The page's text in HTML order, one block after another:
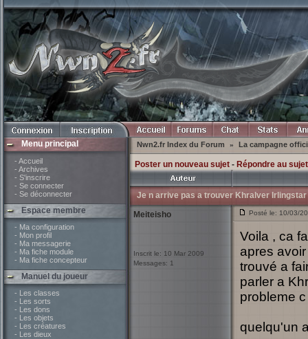
Menu principal
- Accueil
- Archives
- S'inscrire
- Se connecter
- Se déconnecter
Espace membre
- Ma configuration
- Mon profil
- Ma messagerie
- Ma fiche module
- Ma fiche concepteur
Manuel du joueur
- Les classes
- Les sorts
- Les dons
- Les objets
- Les créatures
- Les dieux
Nwn2.fr Index du Forum » La campagne
Poster un nouveau sujet- Répondre au sujet
Je n arrive pas a trouver Khralver Irlingstar
Meiteisho
Inscrit le: 10 Mar 2009
Messages: 1
Posté le: 10/03/
Voila , ca
apres
trouvé a
parler a
probleme
quelqu'un